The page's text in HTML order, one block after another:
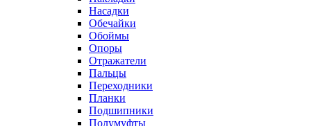
Насадки
Обечайки
Обоймы
Опоры
Отражатели
Пальцы
Переходники
Планки
Подшипники
Полумуфты